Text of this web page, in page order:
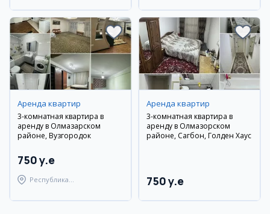
Аренда квартир
3-комнатная квартира в
аренду в Олмазарском
районе, Вузгородок
750 y.e
Республика
Берунийский район
Аренда квартир
3-комнатная квартира в
аренду в Олмазорском
районе, Сагбон, Голден Хаус
750 y.e